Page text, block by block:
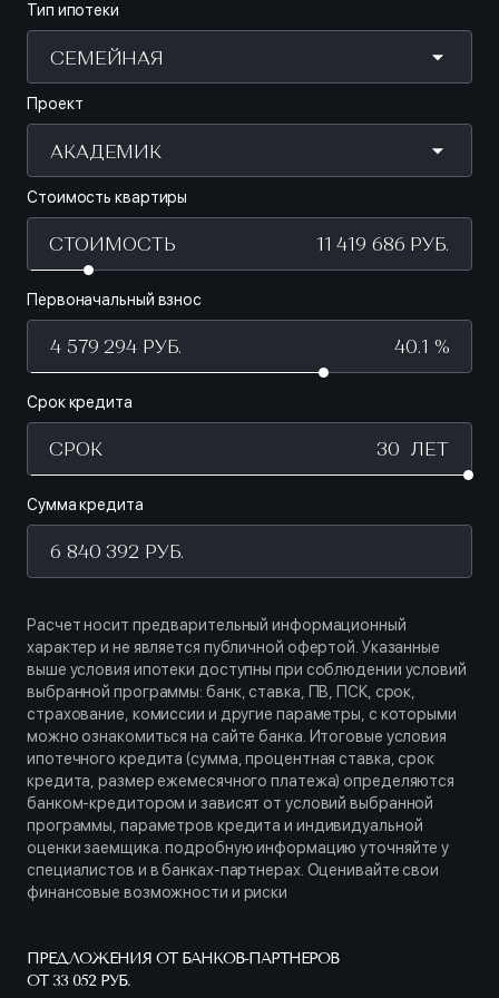
ПРЕДЛОЖЕНИЯ ОТ БАНКОВ-ПАРТНЕРОВ
ОТ 33 052 РУБ.
Расчет носит предварительный информационный
характер и не является публичной офертой. Указанные
выше условия ипотеки доступны при соблюдении условий
выбранной программы: банк, ставка, ПВ, ПСК, срок,
страхование, комиссии и другие параметры, с которыми
можно ознакомиться на сайте банка. Итоговые условия
ипотечного кредита (сумма, процентная ставка, срок
кредита, размер ежемесячного платежа) определяются
банком-кредитором и зависят от условий выбранной
программы, параметров кредита и индивидуальной
оценки заемщика. подробную информацию уточняйте у
специалистов и в банках-партнерах. Оценивайте свои
финансовые возможности и риски
Тип ипотеки
СЕМЕЙНАЯ
Проект
АКАДЕМИК
Стоимость квартиры
СТОИМОСТЬ
Первоначальный взнос
40.1 %
Срок кредита
СРОК
Сумма кредита